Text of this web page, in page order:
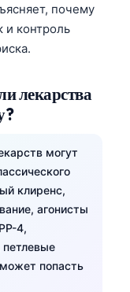
почему
и контроль
лекарства
могут
клиренс,
агонисты
4,
петлевые
попасть